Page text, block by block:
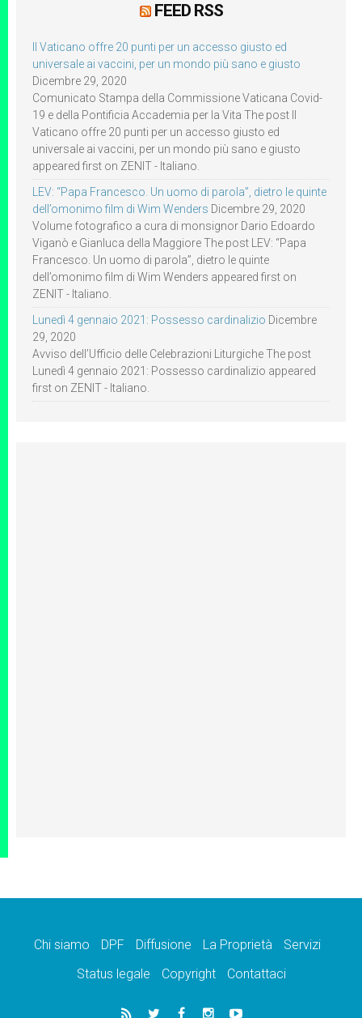
FEED RSS
Il Vaticano offre 20 punti per un accesso giusto ed
universale ai vaccini, per un mondo più sano e giusto
Dicembre 29, 2020
Comunicato Stampa della Commissione Vaticana Covid-
19 e della Pontificia Accademia per la Vita The post Il
Vaticano offre 20 punti per un accesso giusto ed
universale ai vaccini, per un mondo più sano e giusto
appeared first on ZENIT - Italiano.
LEV: “Papa Francesco. Un uomo di parola”, dietro le quinte
dell’omonimo film di Wim Wenders Dicembre 29, 2020
Volume fotografico a cura di monsignor Dario Edoardo
Viganò e Gianluca della Maggiore The post LEV: “Papa
Francesco. Un uomo di parola”, dietro le quinte
dell’omonimo film di Wim Wenders appeared first on
ZENIT - Italiano.
Lunedì 4 gennaio 2021: Possesso cardinalizio Dicembre
29, 2020
Avviso dell’Ufficio delle Celebrazioni Liturgiche The post
Lunedì 4 gennaio 2021: Possesso cardinalizio appeared
first on ZENIT - Italiano.
Chi siamo DPF Diffusione La Proprietà
Servizi
Status legale
Copyright Contattaci